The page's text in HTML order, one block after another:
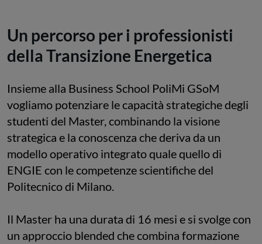
Un percorso per i professionisti
della Transizione Energetica
Insieme alla Business School PoliMi GSoM
vogliamo potenziare le capacità strategiche degli
studenti del Master, combinando la visione
strategica e la conoscenza che deriva da un
modello operativo integrato quale quello di
ENGIE con le competenze scientifiche del
Politecnico di Milano.
Il Master ha una durata di 16 mesi e si svolge con
un approccio blended che combina formazione